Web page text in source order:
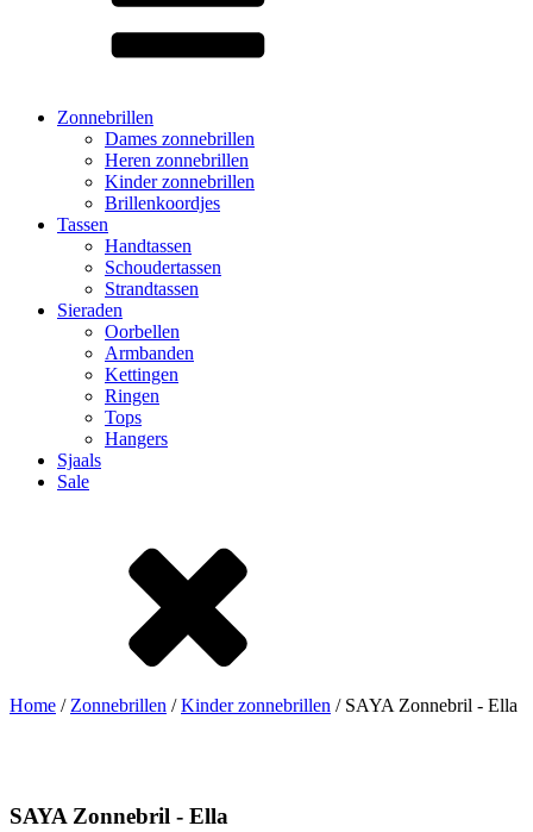
Zonnebrillen
Dames zonnebrillen
Heren zonnebrillen
Kinder zonnebrillen
Brillenkoordjes
Tassen
Handtassen
Schoudertassen
Strandtassen
Sieraden
Oorbellen
Armbanden
Kettingen
Ringen
Tops
Hangers
Sjaals
Sale
Home / Zonnebrillen /Kinder zonnebrillen / SAYA Zonnebril - Ella
SAYA Zonnebril - Ella